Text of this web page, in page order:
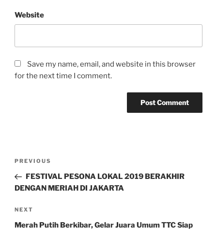
Website
Save my name, email, and website in this browser
for the next time I comment.
Previous
Post
PREVIOUS
FESTIVAL PESONA LOKAL 2019 BERAKHIR
DENGAN MERIAH DI JAKARTA
Next
Post
NEXT
Merah Putih Berkibar, Gelar Juara Umum TTC Siap